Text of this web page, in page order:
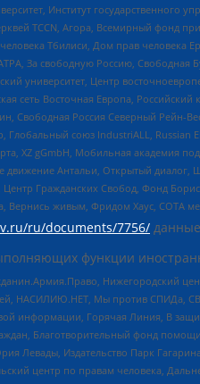
Институт государственного
TCCN, Агора, Всемирный фонд
Тбилиси, Дом прав человека
За свободную Россию,
университет, Центр
сеть Восточная Европа,
Свободная Россия Северный Рейн-
Глобальный союз IndustriALL,
XZ gGmbH, Мобильная академия
движение Антальи, Открытый
Гражданских Свобод, Фонд
Вернись живым, Фридом Хаус, СОТА
ru/documents/7756/
функции
Нижегородский
НАСИЛИЮ.НЕТ, Мы против СПИДа,
информации, Горячая Линия, В
Благотворительный фонд
Левады, Издательство Парк
центр по правам человека,